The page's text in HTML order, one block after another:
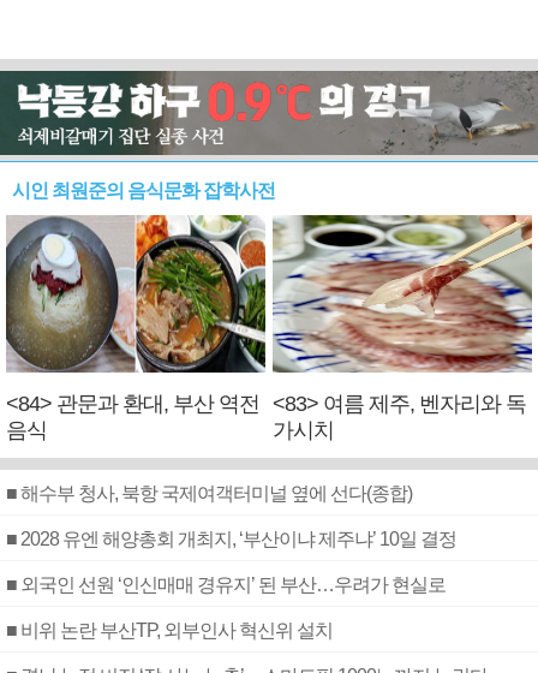
시인 최원준의 음식문화 잡학사전
<84> 관문과 환대, 부산 역전
음식
<83> 여름 제주, 벤자리와 독
가시치
■ 해수부 청사, 북항 국제여객터미널 옆에 선다(종합)
■ 2028 유엔 해양총회 개최지, ‘부산이냐 제주냐’ 10일 결정
■ 외국인 선원 ‘인신매매 경유지’ 된 부산…우려가 현실로
■ 비위 논란 부산TP, 외부인사 혁신위 설치